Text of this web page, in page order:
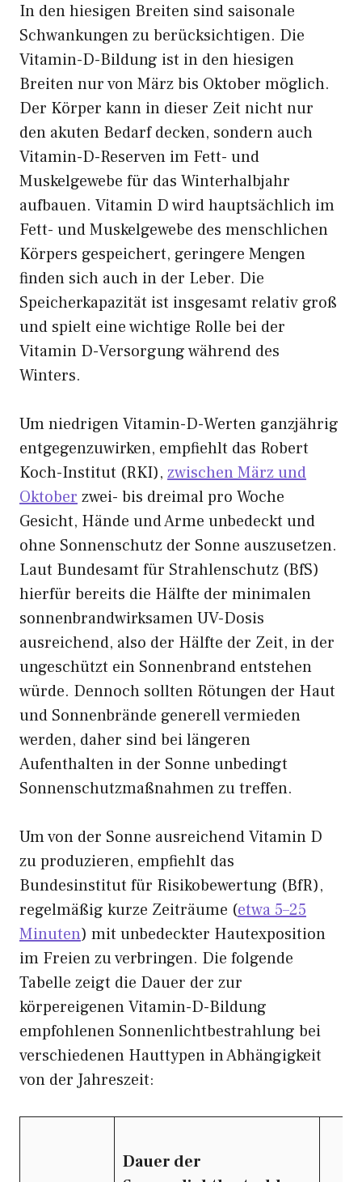
In den hiesigen Breiten sind saisonale
Schwankungen zu berücksichtigen. Die
Vitamin-D-Bildung ist in den hiesigen
Breiten nur von März bis Oktober möglich.
Der Körper kann in dieser Zeit nicht nur
den akuten Bedarf decken, sondern auch
Vitamin-D-Reserven im Fett- und
Muskelgewebe für das Winterhalbjahr
aufbauen. Vitamin D wird hauptsächlich im
Fett- und Muskelgewebe des menschlichen
Körpers gespeichert, geringere Mengen
finden sich auch in der Leber. Die
Speicherkapazität ist insgesamt relativ groß
und spielt eine wichtige Rolle bei der
Vitamin D-Versorgung während des
Winters.
Um niedrigen Vitamin-D-Werten ganzjährig
entgegenzuwirken, empfiehlt das Robert
Koch-Institut (RKI), zwischen März und
Oktoberzwei- bis dreimal pro Woche
Gesicht, Hände und Arme unbedeckt und
ohne Sonnenschutz der Sonne auszusetzen.
Laut Bundesamt für Strahlenschutz (BfS)
hierfür bereits die Hälfte der minimalen
sonnenbrandwirksamen UV-Dosis
ausreichend, also der Hälfte der Zeit, in der
ungeschützt ein Sonnenbrand entstehen
würde. Dennoch sollten Rötungen der Haut
und Sonnenbrände generell vermieden
werden, daher sind bei längeren
Aufenthalten in der Sonne unbedingt
Sonnenschutzmaßnahmen zu treffen.
Um von der Sonne ausreichend Vitamin D
zu produzieren, empfiehlt das
Bundesinstitut für Risikobewertung (BfR),
regelmäßig kurze Zeiträume (etwa 5–25
Minuten) mit unbedeckter Hautexposition
im Freien zu verbringen. Die folgende
Tabelle zeigt die Dauer der zur
körpereigenen Vitamin-D-Bildung
empfohlenen Sonnenlichtbestrahlung bei
verschiedenen Hauttypen in Abhängigkeit
von der Jahreszeit:
Dauer der